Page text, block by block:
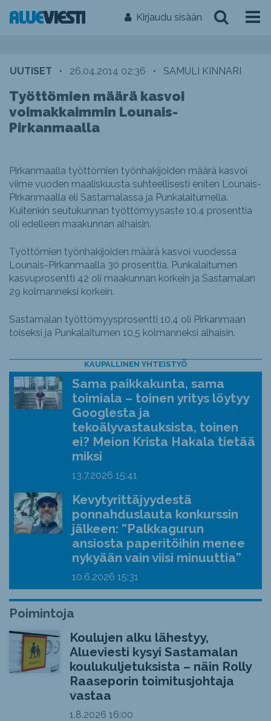
Kirjaudu sisään
UUTISET • 26.04.2014 02:36 • SAMULI KINNARI
Työttömien määrä kasvoi
voimakkaimmin Lounais-
Pirkanmaalla
Pirkanmaalla työttömien työnhakijoiden määrä kasvoi
viime vuoden maaliskuusta suhteellisesti eniten Lounais-
Pirkanmaalla eli Sastamalassa ja Punkalaitumella.
Kuitenkin seutukunnan työttömyysaste 10,4 prosenttia
oli edelleen maakunnan alhaisin.
Työttömien työnhakijoiden määrä kasvoi vuodessa
Lounais-Pirkanmaalla 30 prosenttia. Punkalaitumen
kasvuprosentti 42 oli maakunnan korkein ja Sastamalan
29 kolmanneksi korkein.
Sastamalan työttömyysprosentti 10,4 oli Pirkanmaan
toiseksi ja Punkalaitumen 10,5 kolmanneksi alhaisin.
KAUPALLINEN YHTEISTYÖ
Sama paikkakunta, sama
toimiala – toinen yritys löytyy
Googlesta ja
tekoälyvastauksista, toinen
ei? Meion Krista Hakala tietää
miksi
13.7.2026 15:41
Kevytyrittäjyydestä
ponnahduslauta konkurssin
jälkeen: ”Palkkagurun
ansiosta paperitöihin menee
nykyään vain viisi minuuttia”
10.6.2026 15:31
Poimintoja
Koulujen alku lähestyy,
Alueviesti kysyi Sastamalan
koulukuljetuksista – näin Rolly
Raaseporin toimitusjohtaja
vastaa
1.8.2026 16:00